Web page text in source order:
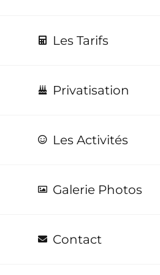
Les Tarifs
Privatisation
Les Activités
Galerie Photos
Contact